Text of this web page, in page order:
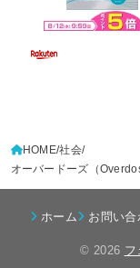
HOME 社会
オーバードーズ（
ホーム お問い合
© 2026 フ